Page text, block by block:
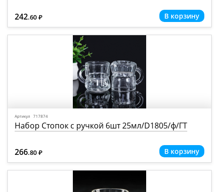
242.60 Р
=
Артикул 717874
Набор Стопок с ручкой 6шт 25мл/D1805/ф/ГТ
266.80 Р
=